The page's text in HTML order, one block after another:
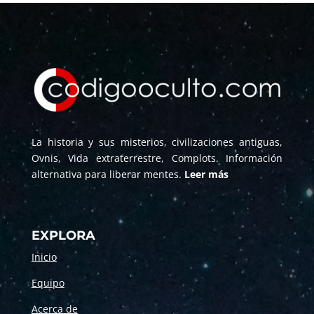
La historia y sus misterios, civilizaciones antiguas,
Ovnis, Vida extraterrestre, Complots. Información
alternativa para liberar mentes. Leer más
EXPLORA
Inicio
Equipo
Acerca de